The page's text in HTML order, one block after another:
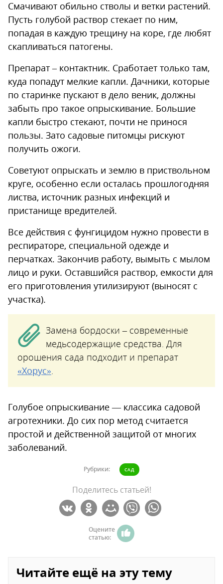
Смачивают обильно стволы и ветки растений.
Пусть голубой раствор стекает по ним,
попадая в каждую трещину на коре, где любят
скапливаться патогены.
Препарат – контактник. Сработает только там,
куда попадут мелкие капли. Дачники, которые
по старинке пускают в дело веник, должны
забыть про такое опрыскивание. Большие
капли быстро стекают, почти не принося
пользы. Зато садовые питомцы рискуют
получить ожоги.
Советуют опрыскать и землю в приствольном
круге, особенно если осталась прошлогодняя
листва, источник разных инфекций и
пристанище вредителей.
Все действия с фунгицидом нужно провести в
респираторе, специальной одежде и
перчатках. Закончив работу, вымыть с мылом
лицо и руки. Оставшийся раствор, емкости для
его приготовления утилизируют (выносят с
участка).
Замена бордоски – современные
медьсодержащие средства. Для
орошения сада подходит и препарат
«Хорус».
Голубое опрыскивание — классика садовой
агротехники. До сих пор метод считается
простой и действенной защитой от многих
заболеваний.
Рубрики: САД
Поделитесь статьей!
Оцените
статью:
Читайте ещё на эту тему